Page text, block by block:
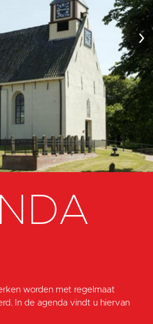
›
worden met regelmaat
In de agenda vindt u hiervan